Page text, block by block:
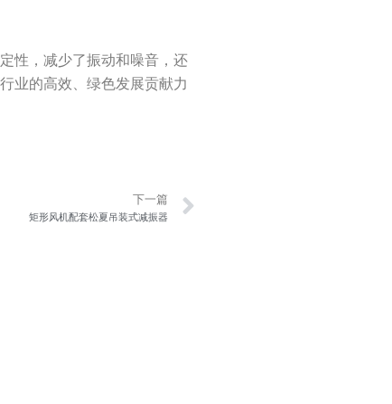
性，减少了振动和噪音，还
业的高效、绿色发展贡献力
下一篇
矩形风机配套松夏吊装式减振器